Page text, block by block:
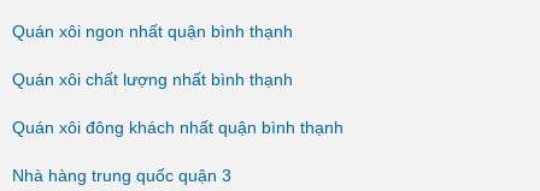
Quán xôi ngon nhất quận bình thạnh
Quán xôi chất lượng nhất bình thạnh
Quán xôi đông khách nhất quận bình thạnh
Nhà hàng trung quốc quận 3